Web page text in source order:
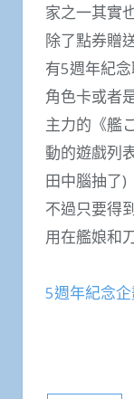
家之一其實
除了點券贈
有5週年紀
角色卡或者
主力的《艦
動的遊戲列
田中腦抽了)
不過只要得
用在艦娘和
5週年紀念